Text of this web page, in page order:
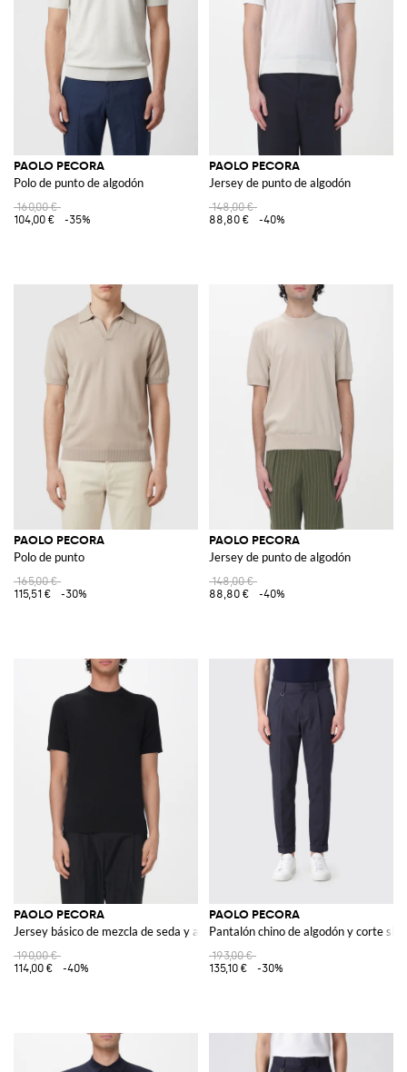
PAOLO PECORA
Polo de punto de algodón
160,00 €
104,00 €
-35%
PAOLO PECORA
Jersey de punto de algodón
148,00 €
88,80 €
-40%
PAOLO PECORA
Polo de punto
165,00 €
115,51 €
-30%
PAOLO PECORA
Jersey de punto de algodón
148,00 €
88,80 €
-40%
PAOLO PECORA
Jersey básico de mezcla de seda y algodón
190,00 €
114,00 €
-40%
PAOLO PECORA
Pantalón chino de algodón y corte
193,00 €
135,10 €
-30%